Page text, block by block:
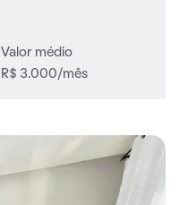
Valor médio
R$ 3.000/mês